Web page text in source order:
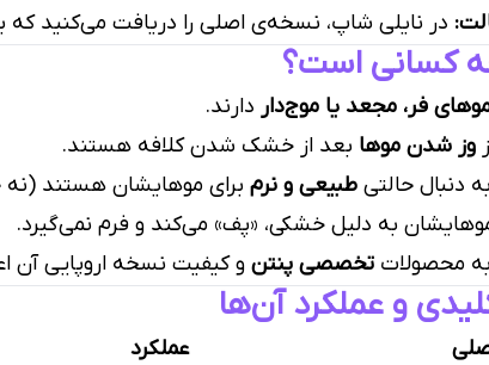
در نایلی شاپ، نسخه‌ی اصلی را دریافت می‌کنید که
کسانی است؟
فر، مجعد یا موج‌دار دارند.
وز شدن موها بعد از خشک شدن کلافه هستند.
دنبال حالتی طبیعی و نرم برای موهایشان هستند
به دلیل خشکی، «پف» می‌کند و فرم نمی‌گیرد.
محصولات تخصصی پنتن و کیفیت نسخه اروپایی آن
و عملکرد آن‌ها
عملکرد